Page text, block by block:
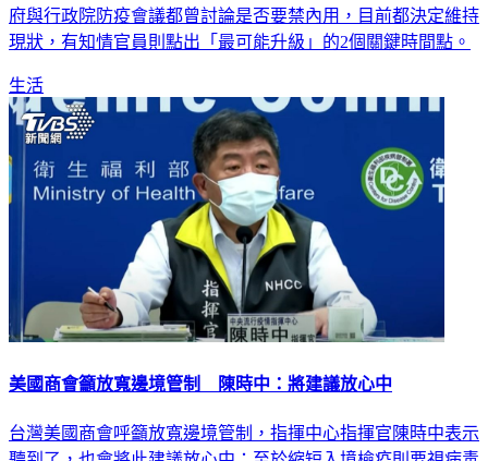
府與行政院防疫會議都曾討論是否要禁內用，目前都決定維持
現狀，有知情官員則點出「最可能升級」的2個關鍵時間點。
生活
美國商會籲放寬邊境管制 陳時中：將建議放心中
台灣美國商會呼籲放寬邊境管制，指揮中心指揮官陳時中表示